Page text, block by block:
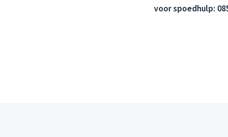
voor spoedhulp: